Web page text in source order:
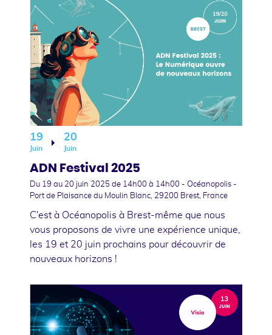
19
Juin
20
Juin
ADN Festival 2025
Du 19 au 20 juin 2025 de 14h00 à 14h00 - Océanopolis -
Port de Plaisance du Moulin Blanc, 29200 Brest, France
C'est à Océanopolis à Brest-même que nous
vous proposons de vivre une expérience unique,
les 19 et 20 juin prochains pour découvrir de
nouveaux horizons !